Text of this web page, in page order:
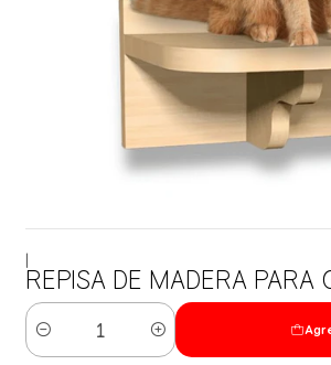
REPISA DE MADERA PARA
Cantidad